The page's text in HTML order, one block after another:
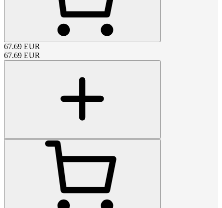
67.69 EUR
67.69 EUR